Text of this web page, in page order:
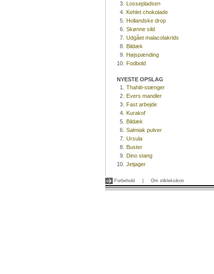
3. Lossepladsen
4. Kehlet chokolade
5. Hollandske drop
6. Skønne sild
7. Udgået malacolakrids
8. Bildæk
9. Højspænding
10. Fodbold
NYESTE OPSLAG
1.
Thahiti-stænger
2. Evers mandler
3. Fast arbejde
4. Kurakof
5. Bildæk
6. Salmiak pulver
7. Ursula
8. Buster
9. Dino stang
10. Jetjager
Forbehold Om slikleksikon